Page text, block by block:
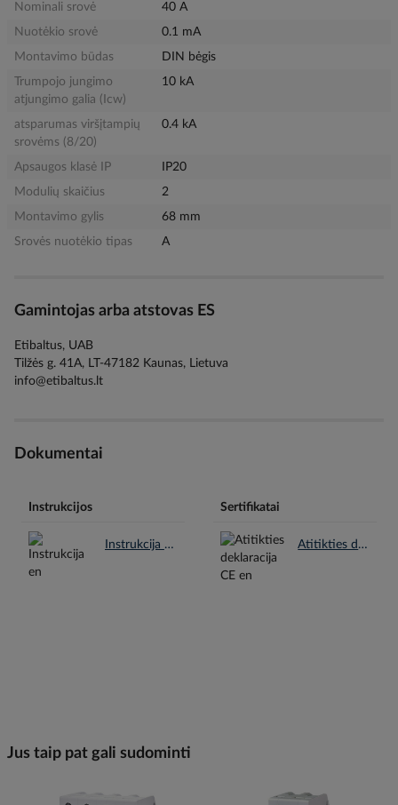
Nominali srovė
40 A
Nuotėkio srovė
0.1 mA
Montavimo būdas
DIN bėgis
Trumpojo jungimo
atjungimo galia (Icw)
10 kA
atsparumas viršįtampių
srovėms (8/20)
0.4 kA
Apsaugos klasė IP
IP20
Modulių skaičius
2
Montavimo gylis
68 mm
Srovės nuotėkio tipas
A
Gamintojas arba atstovas ES
Etibaltus, UAB
Tilžės g. 41A, LT-47182 Kaunas, Lietuva
info@etibaltus.lt
Dokumentai
Instrukcijos
Instrukcija en.pdf
Sertifikatai
Atitikties deklaracija CE en.pdf
Jus taip pat gali sudominti